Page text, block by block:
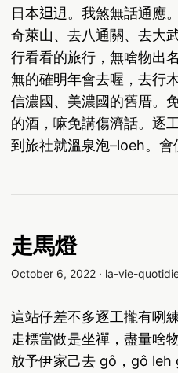
日本𨑨迌。我煞無話通應
奇萊山、去八通關、去大
行看看的旅行，無啥物出
無的確明年會去喔，去行
信濃國、美濃國的舊厝。
的酒，嘛免講傷濟話。逐
到旅社就溫泉泡–loeh。會
走馬燈
October 6, 2022 · la-vie-
這站仔差不多逐工攏有咧
走標當做是坐禪，盡量啥
放予伊家己去 gô，gô leh